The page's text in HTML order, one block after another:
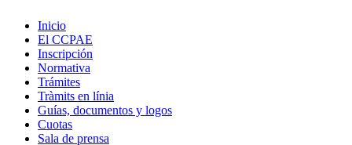
Inicio
El CCPAE
Inscripción
Normativa
Trámites
Tràmits en línia
Guías, documentos y logos
Cuotas
Sala de prensa